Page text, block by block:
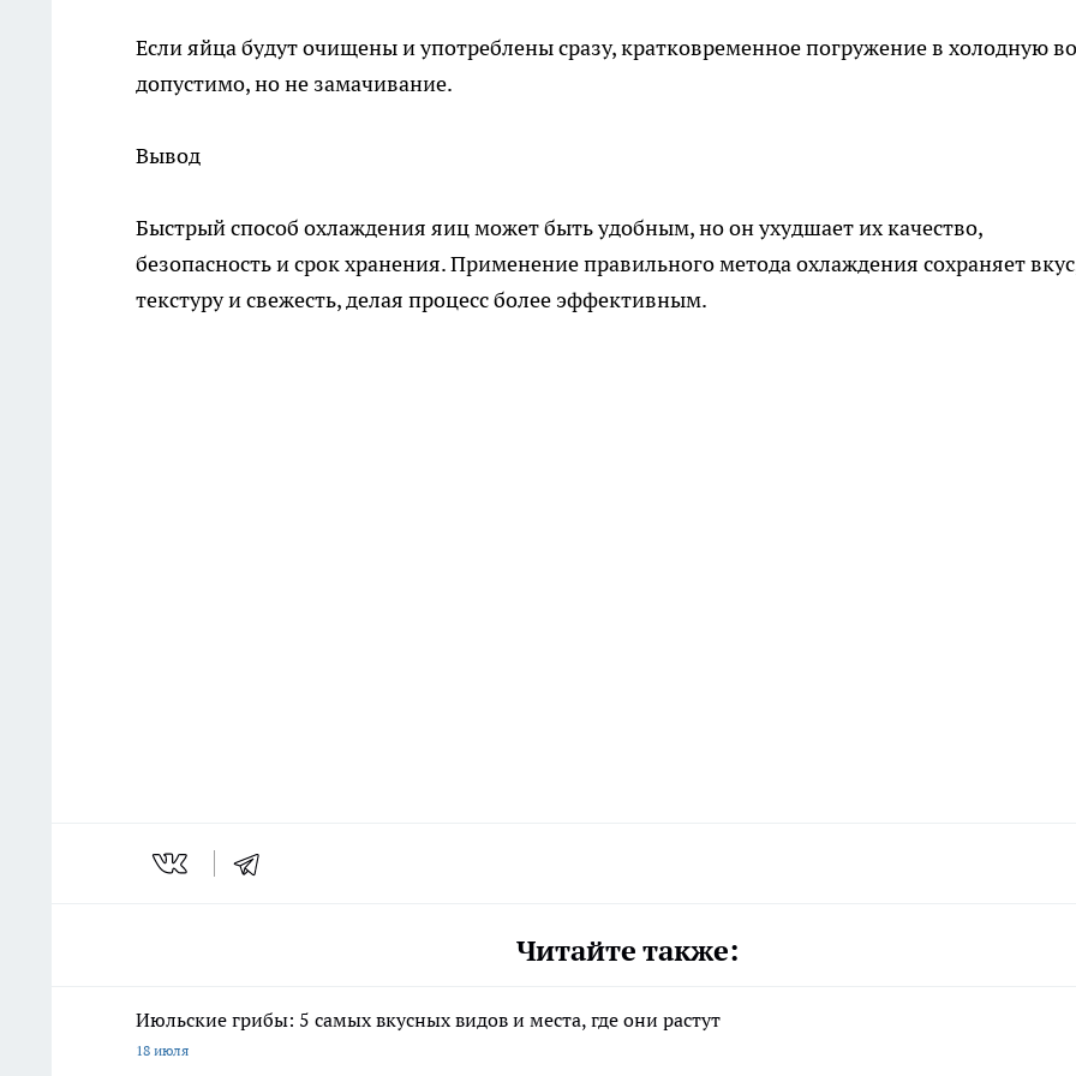
Если яйца будут очищены и употреблены сразу, кратковременное погружение в холодную
допустимо, но не замачивание.
Вывод
Быстрый способ охлаждения яиц может быть удобным, но он ухудшает их качество,
безопасность и срок хранения. Применение правильного метода охлаждения сохраняет
текстуру и свежесть, делая процесс более эффективным.
Читайте также:
Июльские грибы: 5 самых вкусных видов и места, где они растут
18 июля